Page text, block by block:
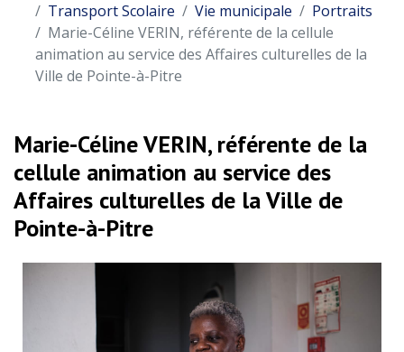
Transport Scolaire
Vie municipale
Portraits
Marie-Céline VERIN, référente de la cellule
animation au service des Affaires culturelles de la
Ville de Pointe-à-Pitre
Marie-Céline VERIN, référente de la
cellule animation au service des
Affaires culturelles de la Ville de
Pointe-à-Pitre